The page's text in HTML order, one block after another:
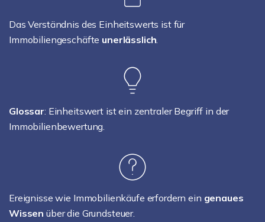
Das Verständnis des Einheitswerts ist für
Immobiliengeschäfte unerlässlich.
Glossar: Einheitswert ist ein zentraler Begriff in der
Immobilienbewertung.
Ereignisse wie Immobilienkäufe erfordern ein genaues
Wissen über die Grundsteuer.